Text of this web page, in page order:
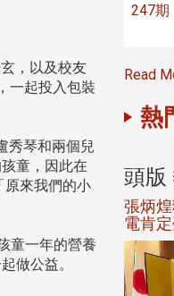
，以及校友
一起投入包裝
秀琴和兩個兒
童，因此在
原來我們的小
童一年的營養
做公益。
247期
Read
熱
點
議改選案報部
頭版
張炳
電肯